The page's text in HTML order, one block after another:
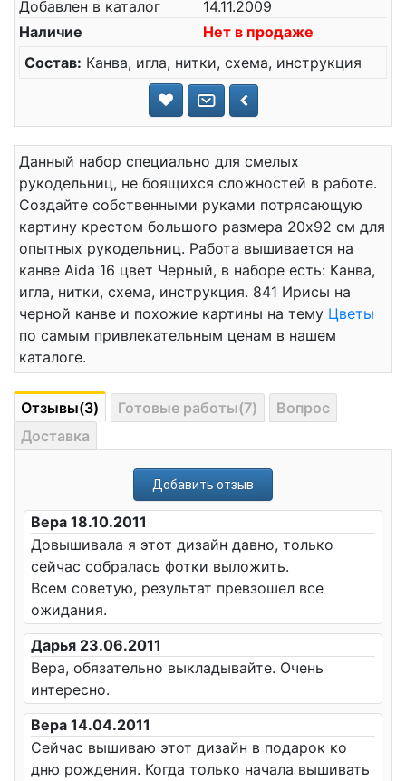
Добавлен в каталог
14.11.2009
Наличие
Нет в продаже
Состав: Канва, игла, нитки, схема, инструкция
Данный набор специально для смелых
рукодельниц, не боящихся сложностей в работе.
Создайте собственными руками потрясающую
картину крестом большого размера 20x92 см для
опытных рукодельниц. Работа вышивается на
канве Aida 16 цвет Черный, в наборе есть: Канва,
игла, нитки, схема, инструкция. 841 Ирисы на
черной канве и похожие картины на тему Цветы
по самым привлекательным ценам в нашем
каталоге.
Отзывы(3) Готовые работы(7)
Вопрос
Доставка
Добавить отзыв
Вера 18.10.2011
Довышивала я этот дизайн давно, только
сейчас собралась фотки выложить.
Всем советую, результат превзошел все
ожидания.
Дарья 23.06.2011
Вера, обязательно выкладывайте. Очень
интересно.
Вера 14.04.2011
Сейчас вышиваю этот дизайн в подарок ко
дню рождения. Когда только начала вышивать